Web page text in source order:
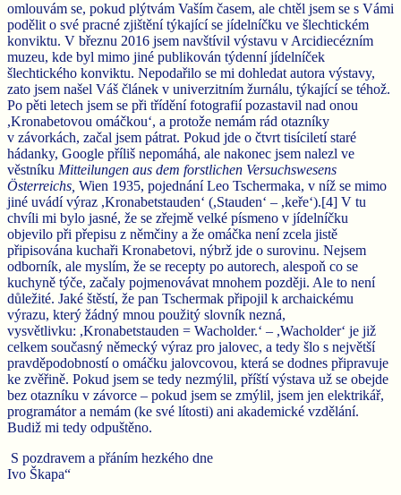
omlouvám se, pokud plýtvám Vaším časem, ale chtěl jsem se s Vámi
podělit o své pracné zjištění týkající se jídelníčku ve šlechtickém
konviktu. V březnu 2016 jsem navštívil výstavu v Arcidiecézním
muzeu, kde byl mimo jiné publikován týdenní jídelníček
šlechtického konviktu. Nepodařilo se mi dohledat autora výstavy,
zato jsem našel Váš článek v univerzitním žurnálu, týkající se téhož.
Po pěti letech jsem se při třídění fotografií pozastavil nad onou
,Kronabetovou omáčkou‘, a protože nemám rád otazníky
v závorkách, začal jsem pátrat. Pokud jde o čtvrt tisíciletí staré
hádanky, Google příliš nepomáhá, ale nakonec jsem nalezl ve
věstníku Mitteilungen aus dem forstlichen Versuchswesens
Österreichs, Wien 1935, pojednání Leo Tschermaka, v níž se mimo
jiné uvádí výraz ,Kronabetstauden‘ (,Stauden‘ – ,keře‘).[4] V tu
chvíli mi bylo jasné, že se zřejmě velké písmeno v jídelníčku
objevilo při přepisu z němčiny a že omáčka není zcela jistě
připisována kuchaři Kronabetovi, nýbrž jde o surovinu. Nejsem
odborník, ale myslím, že se recepty po autorech, alespoň co se
kuchyně týče, začaly pojmenovávat mnohem později. Ale to není
důležité. Jaké štěstí, že pan Tschermak připojil k archaickému
výrazu, který žádný mnou použitý slovník nezná,
vysvětlivku: ,Kronabetstauden = Wacholder.‘ – ,Wacholder‘ je již
celkem současný německý výraz pro jalovec, a tedy šlo s největší
pravděpodobností o omáčku jalovcovou, která se dodnes připravuje
ke zvěřině. Pokud jsem se tedy nezmýlil, příští výstava už se obejde
bez otazníku v závorce – pokud jsem se zmýlil, jsem jen elektrikář,
programátor a nemám (ke své lítosti) ani akademické vzdělání.
Budiž mi tedy odpuštěno.
S pozdravem a přáním hezkého dne
Ivo Škapa“